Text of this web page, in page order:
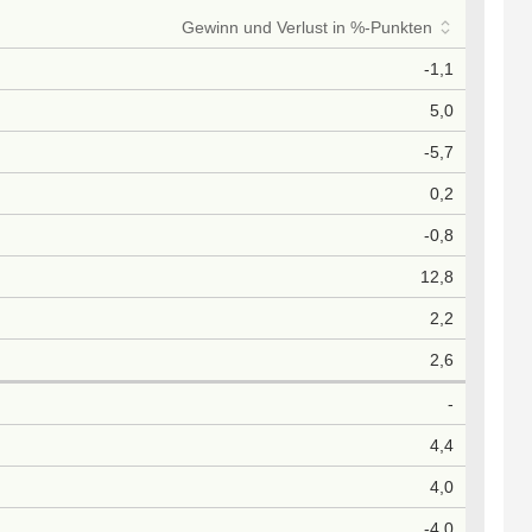
Gewinn und Verlust in %-Punkten
-1,1
5,0
-5,7
0,2
-0,8
12,8
2,2
2,6
-
4,4
4,0